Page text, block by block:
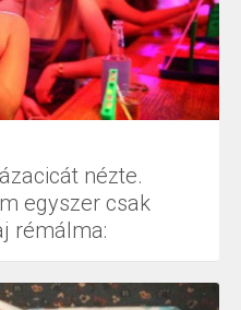
nézte.
egyszer csak
rémálma: